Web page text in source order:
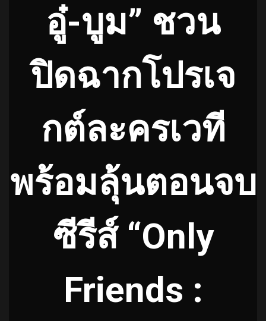
อู๋-บูม” ชวน
ปิดฉากโปรเจ
กต์ละครเวที
พร้อมลุ้นตอนจบ
ซีรีส์ “Only
Friends :